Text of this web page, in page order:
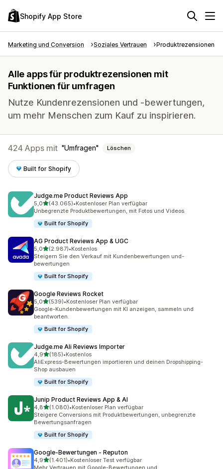
Shopify App Store
Marketing und Conversion Soziales Vertrauen Produktrezensionen
Alle apps für produktrezensionen mit
Funktionen für umfragen
Nutze Kundenrezensionen und -bewertungen,
um mehr Menschen zum Kauf zu inspirieren.
424 Apps mit Umfragen Löschen
Built for Shopify
Judge.me Product Reviews App
5,0von 5 Sternen
(43.065)
43065 Rezensionen insgesamt
•Kostenloser Plan verfügbar
Unbegrenzte Produktbewertungen, mit Fotos und Videos
Built for Shopify
AG Product Reviews App & UGC
5,0von 5 Sternen
(2.987)
2987 Rezensionen insgesamt
•Kostenlos
Steigern Sie den Verkauf mit Kundenbewertungen und-
bewertungen
Built for Shopify
Google Reviews Rocket
5,0von 5 Sternen
(539)
539 Rezensionen insgesamt
•Kostenloser Plan verfügbar
Google-Kundenbewertungen mit KI anzeigen, sammeln und
beantworten.
Built for Shopify
Judge.me Ali Reviews Importer
4,9von 5 Sternen
(185)
185 Rezensionen insgesamt
•Kostenlos
AliExpress-Bewertungen importieren und deinen Dropshipping-
Shop ausbauen
Built for Shopify
Junip Product Reviews App & AI
4,8von 5 Sternen
(1.080)
1080 Rezensionen insgesamt
•Kostenloser Plan verfügbar
Steigere Conversions mit Produktbewertungen, unbegrenzte
Bewertungsanfragen
Built for Shopify
Google‑Bewertungen ‑ Reputon
4,9von 5 Sternen
(1.401)
1401 Rezensionen insgesamt
•Kostenloser Test verfügbar
Mehr Vertrauen mit Google-Bewertungen und